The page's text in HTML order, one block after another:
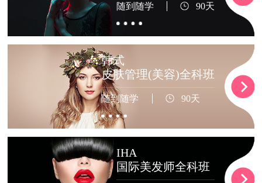
随到随学 90天
韩式
皮肤管理(美容)全科班
随到随学 90天
IHA
国际美发师全科班